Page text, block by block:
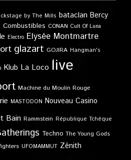
by The Mills bataclan Bercy
Combustibles CONAN Cult Of Luna
Electro Elysée Montmartre
glazart GOJIRA Hangman's
Klub La Loco live
Machine du Moulin Rouge
MASTODON Nouveau Casino
Bain Rammstein République Tchèque
Techno The Young Gods
UFOMAMMUT Zénith